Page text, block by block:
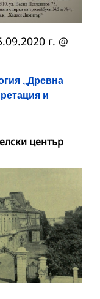
„Древна
и
г. @
център